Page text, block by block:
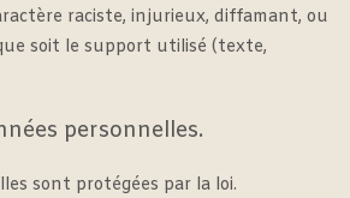
raciste, injurieux, diffamant, ou
soit le support utilisé (texte,
personnelles.
sont protégées par la loi.